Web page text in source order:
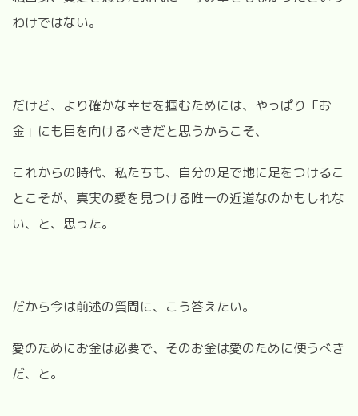
わけではない。
だけど、より確かな幸せを掴むためには、やっぱり「お
金」にも目を向けるべきだと思うからこそ、
これからの時代、私たちも、自分の足で地に足をつけるこ
とこそが、真実の愛を見つける唯一の近道なのかもしれな
い、と、思った。
だから今は前述の質問に、こう答えたい。
愛のためにお金は必要で、そのお金は愛のために使うべき
だ、と。